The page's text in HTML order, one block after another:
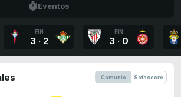
Eventos
FIN
3 · 2
FIN
3 · 0
Comunio Sofascore